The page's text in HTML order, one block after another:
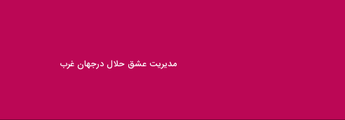
مدیریت عشق حلال درجهان غرب